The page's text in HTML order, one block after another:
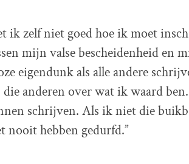
ik zelf niet goed hoe ik moet
mijn valse bescheidenheid en
eigendunk als alle andere
anderen over wat ik waard
schrijven. Als ik niet die
nooit hebben gedurfd.”